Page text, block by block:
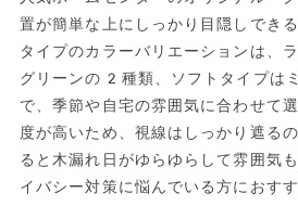
置が簡単な上にしっかり目隠しでき
タイプのカラーバリエーションは、
グリーンの2種類、ソフトタイプは
で、季節や自宅の雰囲気に合わせて
度が高いため、視線はしっかり遮る
ると木漏れ日がゆらゆらして雰囲気
イバシー対策に悩んでいる方におすす